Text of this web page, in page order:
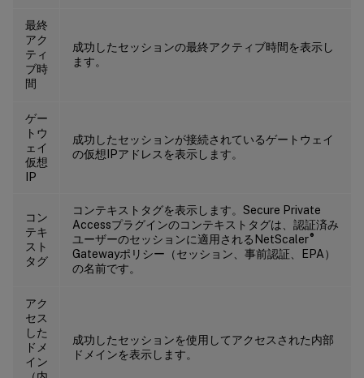
最終
アク
ティ
ブ時
間
成功したセッションの最終アクティブ時間を表示し
ます。
ゲー
トウ
ェイ
仮想
IP
成功したセッションが接続されているゲートウェイ
の仮想IPアドレスを表示します。
コン
テキ
スト
タグ
コンテキストタグを表示します。Secure Private
Accessプラグインのコンテキストタグは、認証済み
ユーザーのセッションに適用されるNetScaler®
Gatewayポリシー（セッション、事前認証、EPA）
の名前です。
アク
セス
した
ドメ
イン
成功したセッションを使用してアクセスされた内部
ドメインを表示します。